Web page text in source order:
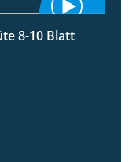
1:55
8-10 Blatt